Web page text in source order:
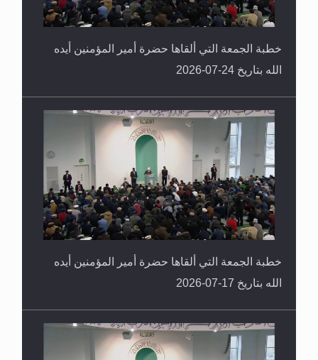
خطبة الجمعة التي ألقاها حضرة أمير المؤمنين أيده
الله بتاريخ 24-07-2026
خطبة الجمعة التي ألقاها حضرة أمير المؤمنين أيده
الله بتاريخ 17-07-2026